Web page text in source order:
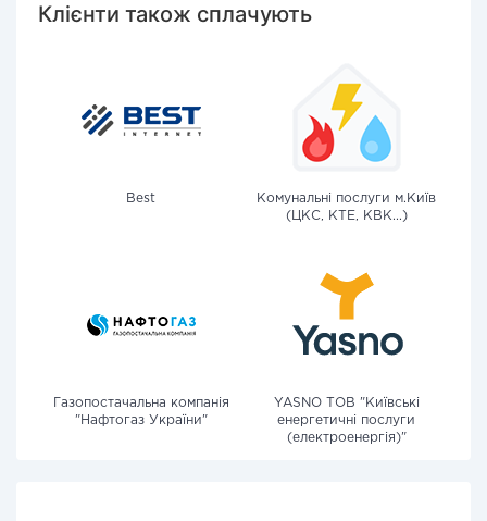
Клієнти також сплачують
Best
Комунальні послуги м.Київ
(ЦКС, КТЕ, КВК...)
Газопостачальна компанія
"Нафтогаз України"
YASNO ТОВ "Київські
енергетичні послуги
(електроенергія)"